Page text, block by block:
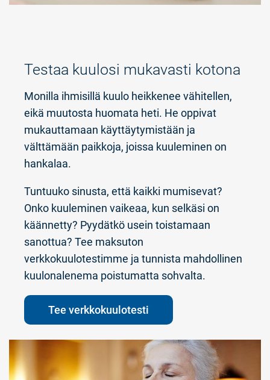
Testaa kuulosi mukavasti kotona
Monilla ihmisillä kuulo heikkenee vähitellen,
eikä muutosta huomata heti. He oppivat
mukauttamaan käyttäytymistään ja
välttämään paikkoja, joissa kuuleminen on
hankalaa.
Tuntuuko sinusta, että kaikki mumisevat?
Onko kuuleminen vaikeaa, kun selkäsi on
käännetty? Pyydätkö usein toistamaan
sanottua? Tee maksuton
verkkokuulotestimme ja tunnista mahdollinen
kuulonalenema poistumatta sohvalta.
Tee verkkokuulotesti